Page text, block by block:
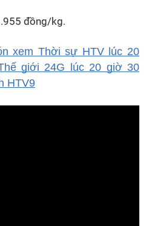
đồng/kg.
xem Thời sự HTV lúc 20
giới 24G lúc 20 giờ 30
HTV9